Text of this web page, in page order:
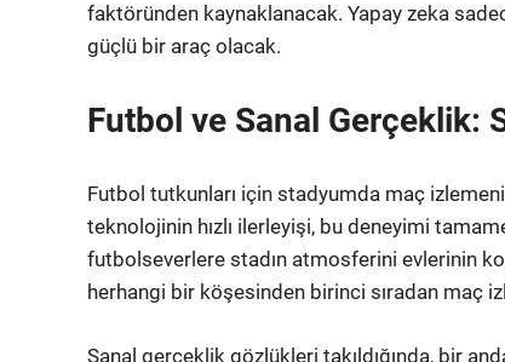
faktöründen kaynaklanacak. Yapay zeka
güçlü bir araç olacak.
Futbol ve Sanal Gerçeklik:
Futbol tutkunları için stadyumda maç
teknolojinin hızlı ilerleyişi, bu deneyimi
futbolseverlere stadın atmosferini evlerinin
herhangi bir köşesinden birinci sıradan maç
Sanal gerçeklik gözlükleri takıldığında, bir